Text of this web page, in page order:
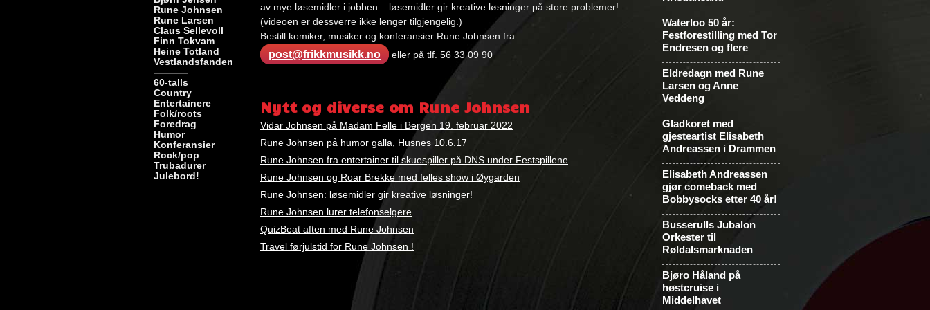
av mye løsemidler i jobben – løsemidler gir kreative løsninger på store problemer!
(videoen er dessverre ikke lenger tilgjengelig.)
Bestill komiker, musiker og konferansier Rune Johnsen fra
post@frikkmusikk.no eller på tlf. 56 33 09 90
Johnsen
Nytt og diverse om Rune Johnsen
Vidar Johnsen på Madam Felle i Bergen 19. februar 2022
Rune Johnsen på humor galla, Husnes 10.6.17
Rune Johnsen fra entertainer til skuespiller på DNS under Festspillene
Rune Johnsen og Roar Brekke med felles show i Øygarden
Rune Johnsen: løsemidler gir kreative løsninger!
Rune Johnsen lurer telefonselgere
QuizBeat aften med Rune Johnsen
Travel førjulstid for Rune Johnsen !
Rune Johnsen
Rune Larsen
Claus Sellevoll
Finn Tokvam
Heine Totland
Vestlandsfanden
———–
60-talls
Country
Entertainere
Folk/roots
Foredrag
Humor
Konferansier
Rock/pop
Trubadurer
Julebord!
Waterloo 50 år:
Festforestilling med Tor
Endresen og flere
Eldredagn med Rune
Larsen og Anne
Veddeng
Gladkoret med
gjesteartist Elisabeth
Andreassen i Drammen
Elisabeth Andreassen
gjør comeback med
Bobbysocks etter 40 år!
Busserulls Jubalon
Orkester til
Røldalsmarknaden
Bjøro Håland på
høstcruise i
Middelhavet